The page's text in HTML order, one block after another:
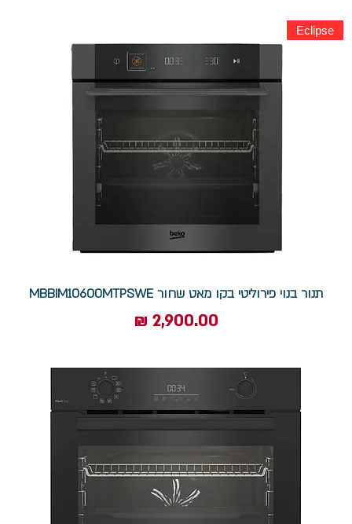
Eclipse
תנור בנוי פירוליטי בקו מאט שחור MBBIM10600MTPSWE
מחיר